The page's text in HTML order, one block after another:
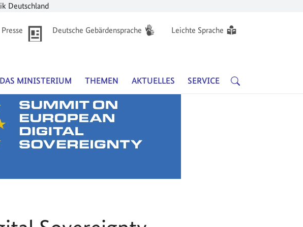
Deutschland
Presse Deutsche Gebärdensprache Leichte Sprache
DAS MINISTERIUM THEMEN AKTUELLES SERVICE SUCHE